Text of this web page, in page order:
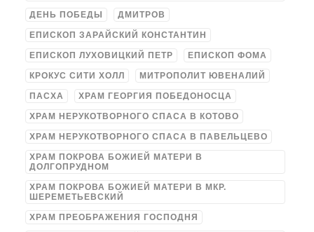
ДЕНЬ ПОБЕДЫ ДМИТРОВ
ЕПИСКОП ЗАРАЙСКИЙ КОНСТАНТИН
ЕПИСКОП ЛУХОВИЦКИЙ ПЕТР ЕПИСКОП ФОМА
КРОКУС СИТИ ХОЛЛ МИТРОПОЛИТ ЮВЕНАЛИЙ
ПАСХА ХРАМ ГЕОРГИЯ ПОБЕДОНОСЦА
ХРАМ НЕРУКОТВОРНОГО СПАСА В КОТОВО
ХРАМ НЕРУКОТВОРНОГО СПАСА В ПАВЕЛЬЦЕВО
ХРАМ ПОКРОВА БОЖИЕЙ МАТЕРИ В
ДОЛГОПРУДНОМ
ХРАМ ПОКРОВА БОЖИЕЙ МАТЕРИ В МКР.
ШЕРЕМЕТЬЕВСКИЙ
ХРАМ ПРЕОБРАЖЕНИЯ ГОСПОДНЯ